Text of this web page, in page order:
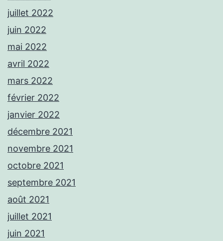
juillet 2022
juin 2022
mai 2022
avril 2022
mars 2022
février 2022
janvier 2022
décembre 2021
novembre 2021
octobre 2021
septembre 2021
août 2021
juillet 2021
juin 2021